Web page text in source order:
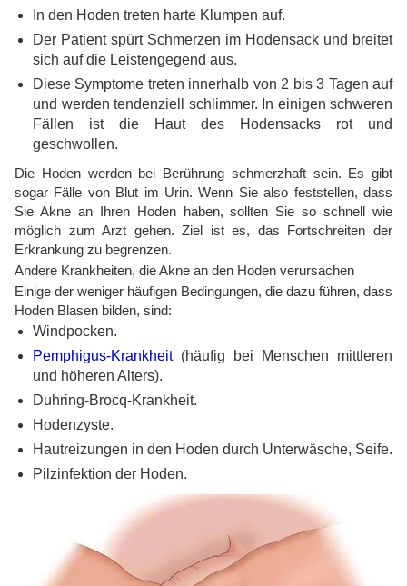
In den Hoden treten harte Klumpen auf.
Der Patient spürt Schmerzen im Hodensack und breitet
sich auf die Leistengegend aus.
Diese Symptome treten innerhalb von 2 bis 3 Tagen auf
und werden tendenziell schlimmer. In einigen schweren
Fällen ist die Haut des Hodensacks rot und
geschwollen.
Die Hoden werden bei Berührung schmerzhaft sein. Es gibt
sogar Fälle von Blut im Urin. Wenn Sie also feststellen, dass
Sie Akne an Ihren Hoden haben, sollten Sie so schnell wie
möglich zum Arzt gehen. Ziel ist es, das Fortschreiten der
Erkrankung zu begrenzen.
Andere Krankheiten, die Akne an den Hoden verursachen
Einige der weniger häufigen Bedingungen, die dazu führen, dass
Hoden Blasen bilden, sind:
Windpocken.
Pemphigus-Krankheit(häufig bei Menschen mittleren
und höheren Alters).
Duhring-Brocq-Krankheit.
Hodenzyste.
Hautreizungen in den Hoden durch Unterwäsche, Seife.
Pilzinfektion der Hoden.